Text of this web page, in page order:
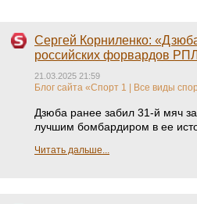
Сергей Корниленко:
российских форвардов
21.03.2025 21:59
Блог сайта «Спорт 1 | Все виды
Дзюба ранее забил 31‑й мяч
лучшим бомбардиром в ее
Читать дальше...